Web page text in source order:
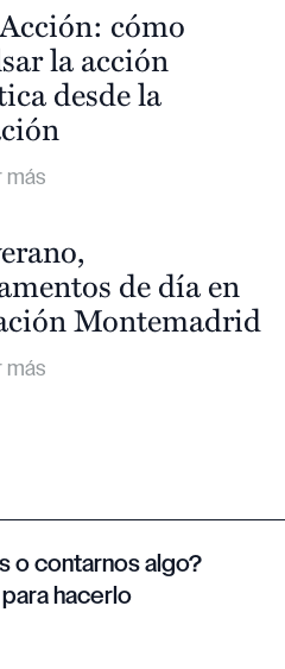
cómo
la acción
desde la
de día en
Montemadrid
o contarnos algo?
hacerlo